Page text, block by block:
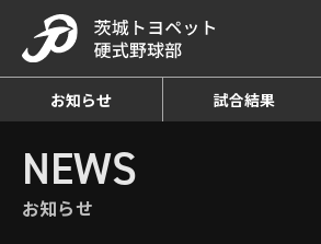
お知らせ 試合結果
HOME
NEWS
お知らせ